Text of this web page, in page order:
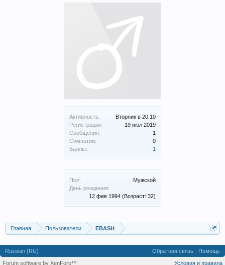
Активность:
Вторник в 20:10
Регистрация:
19 июл 2019
Сообщения:
1
Симпатии:
0
Баллы:
1
Пол:
Мужской
День рождения:
12 фев 1994 (Возраст: 32)
Главная Пользователи EBASH
Russian (RU) Обратная связь
Помощь
Условия и правила
Forum software by XenForo™